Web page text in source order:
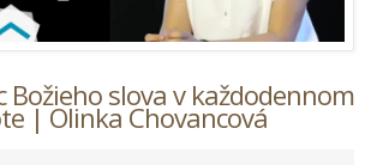
Božieho slova v každodennom
| Olinka Chovancová